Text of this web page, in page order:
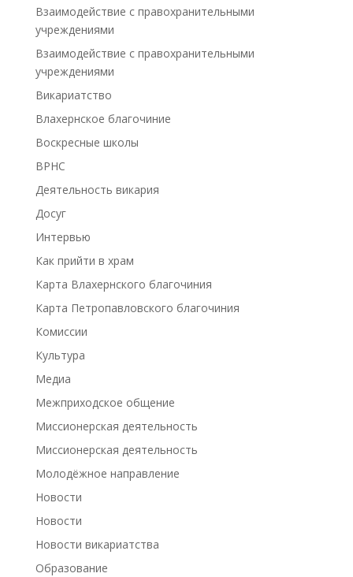
Взаимодействие с правохранительными
учреждениями
Взаимодействие с правохранительными
учреждениями
Викариатство
Влахернское благочиние
Воскресные школы
ВРНС
Деятельность викария
Досуг
Интервью
Как прийти в храм
Карта Влахернского благочиния
Карта Петропавловского благочиния
Комиссии
Культура
Медиа
Межприходское общение
Миссионерская деятельность
Миссионерская деятельность
Молодёжное направление
Новости
Новости
Новости викариатства
Образование